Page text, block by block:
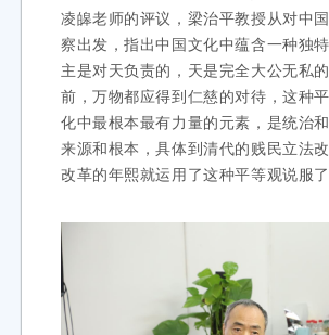
凌皞老师的评议，梁治平教授从对中
察出发，指出中国文化中蕴含一种独
主是对天负责的，天是完全大公无私
前，万物都应得到仁慈的对待，这种
化中最根本最有力量的元素，是统治
来源和根本，具体到清代的贱民立法
改革的年熙就运用了这种平等观说服了